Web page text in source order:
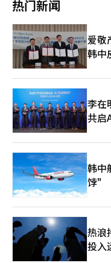
外，在被问及尹锡悦下台
称：“我自身要考虑的问
然。 国民力量党议员崔炯斗指出法国总统马克龙和议会的矛盾现
状，称当前韩国与法国面
称：“法国总统难道也派装甲车进
尔汝矣岛国会召开的紧急
就“12·3紧急戒严事态”
热门新闻
爱敬
韩中
李在
共启
韩中
饽"
热浪
投入